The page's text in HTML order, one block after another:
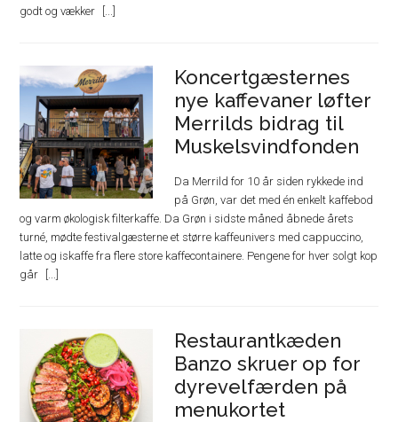
godt og vækker
Koncertgæsternes
nye kaffevaner løfter
Merrilds bidrag til
Muskelsvindfonden
Da Merrild for 10 år siden rykkede ind
på Grøn, var det med én enkelt kaffebod
og varm økologisk filterkaffe. Da Grøn i sidste måned åbnede årets
turné, mødte festivalgæsterne et større kaffeunivers med cappuccino,
latte og iskaffe fra flere store kaffecontainere. Pengene for hver solgt kop
går
Restaurantkæden
Banzo skruer op for
dyrevelfærden på
menukortet